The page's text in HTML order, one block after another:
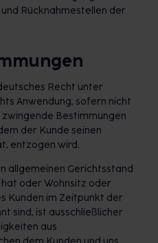
Rücknahmestellen der
Recht unter
Anwendung, sofern nicht
Bestimmungen
der Kunde seinen
entzogen wird.
allgemeinen Gerichtsstand
oder Wohnsitz oder
Kunden im Zeitpunkt der
sind, ist ausschließlicher
aus